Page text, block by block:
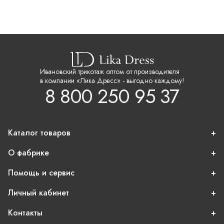
Ивановский трикотаж оптом от производителя
в компании «Лика Дресс» - выгодно каждому!
8 800 250 95 37
Каталог товаров
О фабрике
Помощь и сервис
Личный кабинет
Контакты